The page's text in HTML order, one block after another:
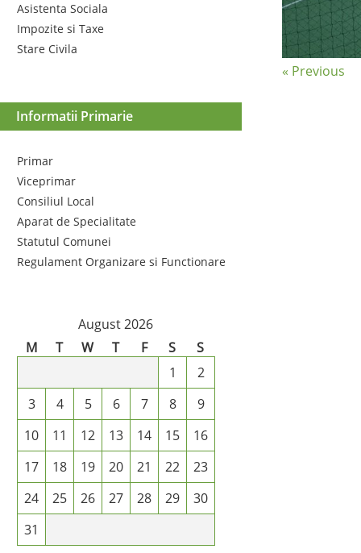
Asistenta Sociala
Impozite si Taxe
Stare Civila
Informatii Primarie
Primar
Viceprimar
Consiliul Local
Aparat de Specialitate
Statutul Comunei
Regulament Organizare si Functionare
August 2026
M
T W T F S
S
1
2
3
4 5 6 7 8
9
10
11 12 13 14 15
16
17
18 19 20 21 22
23
24
25 26 27 28 29
30
31
« Previous